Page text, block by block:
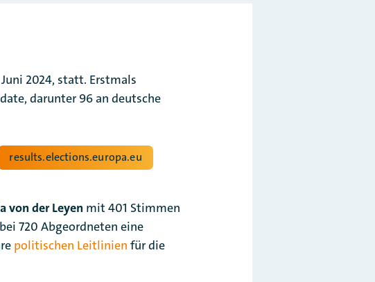
2024, statt. Erstmals
darunter 96 an deutsche
results.elections.europa.eu
von der Leyen mit 401 Stimmen
720 Abgeordneten eine
politischen Leitlinien für die